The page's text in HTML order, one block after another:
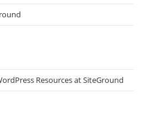
Resources at SiteGround